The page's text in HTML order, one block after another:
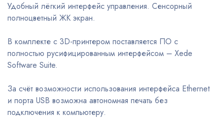
Удобный лёгкий интерфейс управления. Сенсорный
полноцветный ЖК экран.
В комплекте с 3D-принтером поставляется ПО с
полностью русифицированным интерфейсом – Xede
Software Suite.
За счёт возможности использования интерфейса Ethernet
и порта USB возможна автономная печать без
подключения к компьютеру.